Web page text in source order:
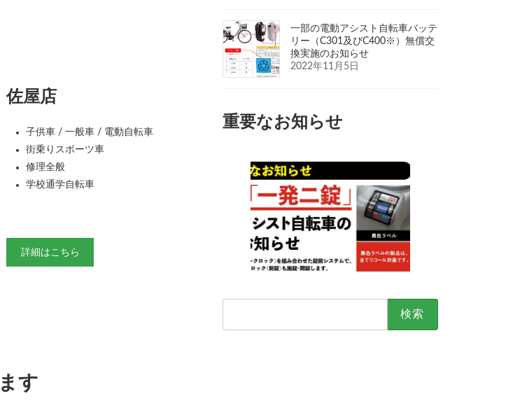
佐屋店
子供車 / 一般車 / 電動自転車
街乗りスポーツ車
修理全般
学校通学自転車
詳細はこちら
す
一部の電動アシスト自転車バッテ
リー（C301及びC400※）無償交
換実施のお知らせ
2022年11月5日
重要なお知らせ